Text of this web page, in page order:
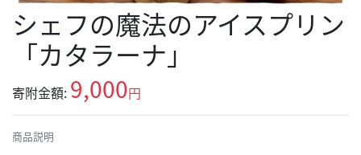
シェフの魔法のアイスプリン
「カタラーナ」
寄附金額: 9,000円
商品説明